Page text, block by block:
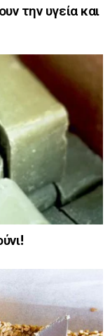
την υγεία και